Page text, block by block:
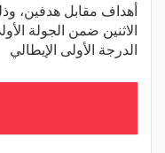
أهداف مقابل هدفين،
الاثنين ضمن الجولة
الدرجة الأولى الإيطالي